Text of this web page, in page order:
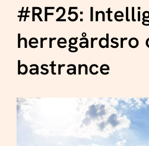
#RF25:
herregårdsro
bastrance